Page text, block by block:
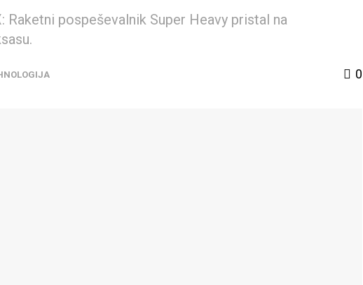
Raketni pospeševalnik Super Heavy pristal na
0